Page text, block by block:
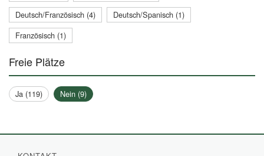
Deutsch/Französisch (4)
Deutsch/Spanisch (1)
Französisch (1)
Freie Plätze
Ja (119) Nein (9)